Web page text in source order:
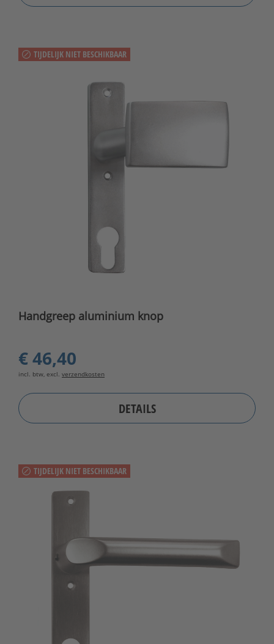
TIJDELIJK NIET BESCHIKBAAR
Handgreep aluminium knop
€ 46,40
incl. btw, excl. verzendkosten
DETAILS
TIJDELIJK NIET BESCHIKBAAR